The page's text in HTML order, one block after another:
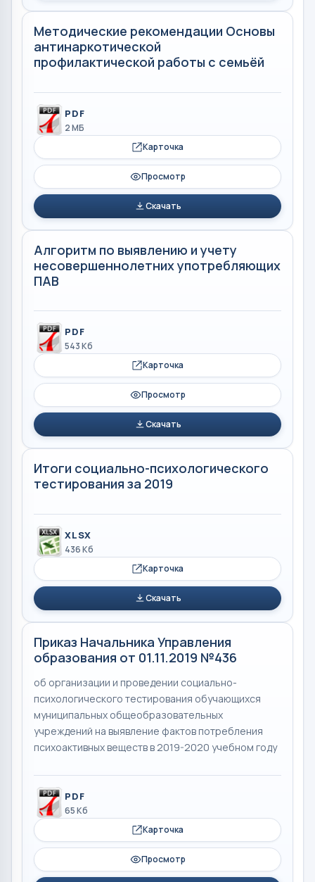
Методические рекомендации Основы
антинаркотической
профилактической работы с семьёй
PDF
2 МБ
Карточка
Просмотр
Скачать
Алгоритм по выявлению и учету
несовершеннолетних употребляющих
ПАВ
PDF
543 Кб
Карточка
Просмотр
Скачать
Итоги социально-психологического
тестирования за 2019
XLSX
436 Кб
Карточка
Скачать
Приказ Начальника Управления
образования от 01.11.2019 №436
об организации и проведении социально-
психологического тестирования обучающихся
муниципальных общеобразовательных
учреждений на выявление фактов потребления
психоактивных веществ в 2019-2020 учебном году
PDF
65 Кб
Карточка
Просмотр